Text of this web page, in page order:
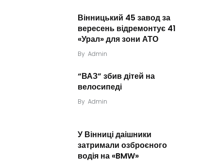
Вінницький 45 завод за
вересень відремонтує 41
«Урал» для зони АТО
By Admin
“ВАЗ” збив дітей на
велосипеді
By Admin
У Вінниці даішники
затримали озброєного
водія на «BMW»